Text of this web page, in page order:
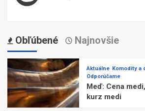
Obľúbené Najnovšie
Aktuálne Komodity a
Odporúčame
Meď: Cena
kurz medi